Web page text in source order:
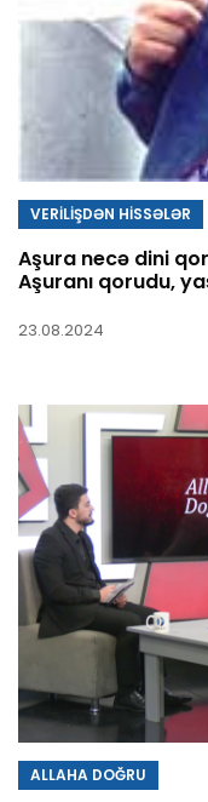
VERİLİŞDƏN HİSSƏLƏR
Aşura necə dini
Aşuranı qorudu,
23.08.2024
ALLAHA DOĞRU